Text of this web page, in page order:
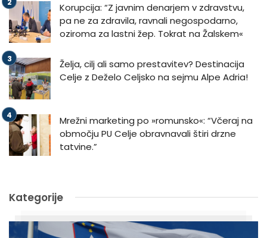
Korupcija: “Z javnim denarjem v zdravstvu,
pa ne za zdravila, ravnali negospodarno,
oziroma za lastni žep. Tokrat na Žalskem«
Želja, cilj ali samo prestavitev? Destinacija
Celje z Deželo Celjsko na sejmu Alpe Adria!
Mrežni marketing po »romunsko«: “Včeraj na
območju PU Celje obravnavali štiri drzne
tatvine.”
Kategorije